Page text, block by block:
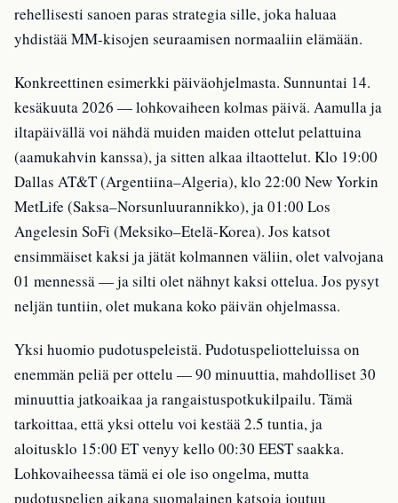
rehellisesti sanoen paras strategia sille, joka haluaa
yhdistää MM-kisojen seuraamisen normaaliin elämään.
Konkreettinen esimerkki päiväohjelmasta. Sunnuntai 14.
kesäkuuta 2026 — lohkovaiheen kolmas päivä. Aamulla ja
iltapäivällä voi nähdä muiden maiden ottelut pelattuina
(aamukahvin kanssa), ja sitten alkaa iltaottelut. Klo 19:00
Dallas AT&T (Argentiina–Algeria), klo 22:00 New Yorkin
MetLife (Saksa–Norsunluurannikko), ja 01:00 Los
Angelesin SoFi (Meksiko–Etelä-Korea). Jos katsot
ensimmäiset kaksi ja jätät kolmannen väliin, olet valvojana
01 mennessä — ja silti olet nähnyt kaksi ottelua. Jos pysyt
neljän tuntiin, olet mukana koko päivän ohjelmassa.
Yksi huomio pudotuspeleistä. Pudotuspeliotteluissa on
enemmän peliä per ottelu — 90 minuuttia, mahdolliset 30
minuuttia jatkoaikaa ja rangaistuspotkukilpailu. Tämä
tarkoittaa, että yksi ottelu voi kestää 2.5 tuntia, ja
aloitusklo 15:00 ET venyy kello 00:30 EEST saakka.
Lohkovaiheessa tämä ei ole iso ongelma, mutta
pudotuspelien aikana suomalainen katsoja joutuu